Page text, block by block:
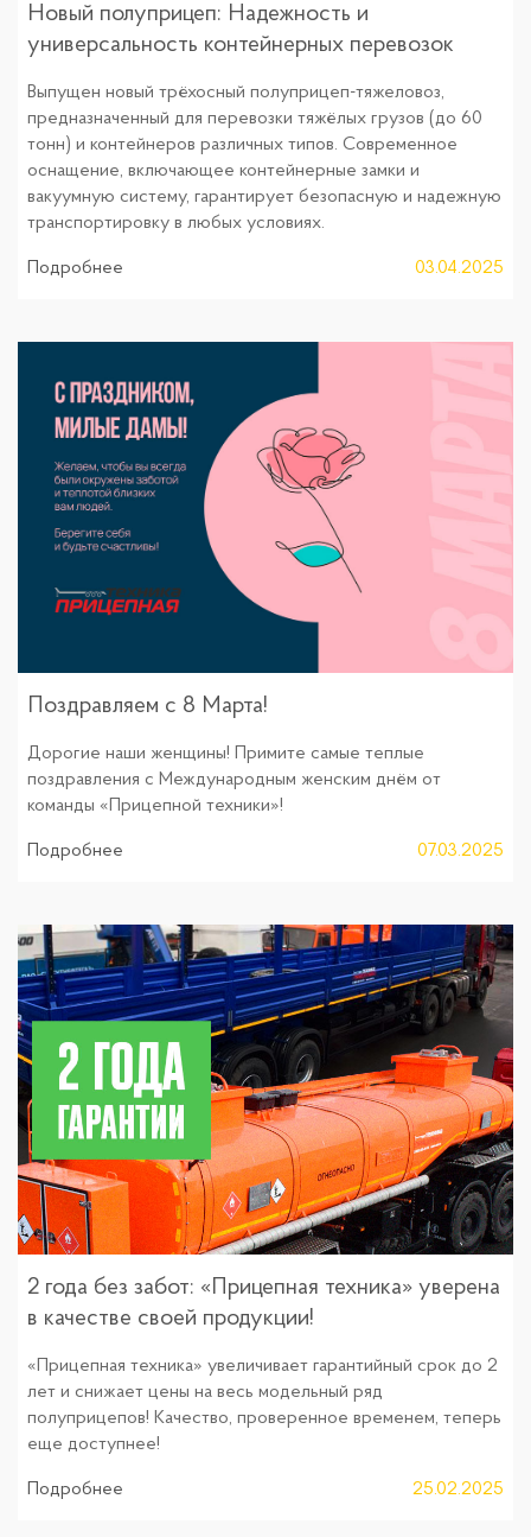
Новый полуприцеп: Надежность и
универсальность контейнерных перевозок
Выпущен новый трёхосный полуприцеп-тяжеловоз,
предназначенный для перевозки тяжёлых грузов (до 60
тонн) и контейнеров различных типов. Современное
оснащение, включающее контейнерные замки и
вакуумную систему, гарантирует безопасную и надежную
транспортировку в любых условиях.
Подробнее 03.04.2025
Поздравляем с 8 Марта!
Дорогие наши женщины! Примите самые теплые
поздравления с Международным женским днём от
команды «Прицепной техники»!
Подробнее 07.03.2025
2 года без забот: «Прицепная техника» уверена
в качестве своей продукции!
«Прицепная техника» увеличивает гарантийный срок до 2
лет и снижает цены на весь модельный ряд
полуприцепов! Качество, проверенное временем, теперь
еще доступнее!
Подробнее 25.02.2025